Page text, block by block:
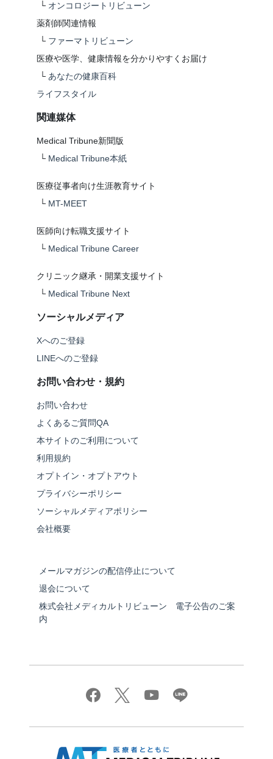
└ オンコロジートリビューン
薬剤師関連情報
└ ファーマトリビューン
医療や医学、健康情報を分かりやすくお届け
└ あなたの健康百科
ライフスタイル
関連媒体
Medical Tribune新聞版
└ Medical Tribune本紙
医療従事者向け生涯教育サイト
└ MT-MEET
医師向け転職支援サイト
└ Medical Tribune Career
クリニック継承・開業支援サイト
└ Medical Tribune Next
ソーシャルメディア
Xへのご登録
LINEへのご登録
お問い合わせ・規約
お問い合わせ
よくあるご質問QA
本サイトのご利用について
利用規約
オプトイン・オプトアウト
プライバシーポリシー
ソーシャルメディアポリシー
会社概要
メールマガジンの配信停止について
退会について
株式会社メディカルトリビューン 電子公告のご案
内